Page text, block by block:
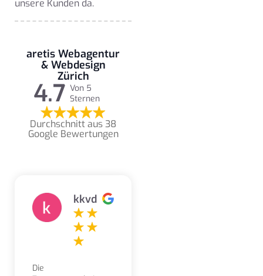
unsere Kunden da.
aretis Webagentur
& Webdesign
Zürich
4.7 Von 5
Sternen
Durchschnitt aus 38
Google Bewertungen
kkvd
Die